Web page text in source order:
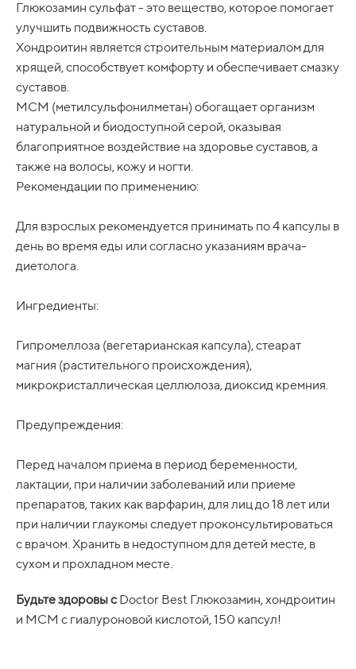
Глюкозамин сульфат - это вещество, которое помогает
улучшить подвижность суставов.
Хондроитин является строительным материалом для
хрящей, способствует комфорту и обеспечивает смазку
суставов.
МСМ (метилсульфонилметан) обогащает организм
натуральной и биодоступной серой, оказывая
благоприятное воздействие на здоровье суставов, а
также на волосы, кожу и ногти.
Рекомендации по применению:
Для взрослых рекомендуется принимать по 4 капсулы в
день во время еды или согласно указаниям врача-
диетолога.
Ингредиенты:
Гипромеллоза (вегетарианская капсула), стеарат
магния (растительного происхождения),
микрокристаллическая целлюлоза, диоксид кремния.
Предупреждения:
Перед началом приема в период беременности,
лактации, при наличии заболеваний или приеме
препаратов, таких как варфарин, для лиц до 18 лет или
при наличии глаукомы следует проконсультироваться
с врачом. Хранить в недоступном для детей месте, в
сухом и прохладном месте.
Будьте здоровы сDoctor Best Глюкозамин, хондроитин
и МСМ с гиалуроновой кислотой, 150 капсул!